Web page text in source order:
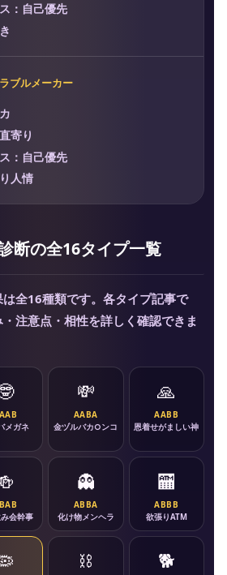
：自己優先
ブルメーカー
寄り
：自己優先
人情
断の全16タイプ一覧
全16種類です。各タイプ記事で
注意点・相性を詳しく確認できま
メガネ
💸
AABA
金ヅルバカ○ンコ
🙏
AABB
恩着せがましい神
会幹事
👻
ABBA
化け物メンヘラ
🏧
ABBB
欲張りATM
⛓️ 🐕